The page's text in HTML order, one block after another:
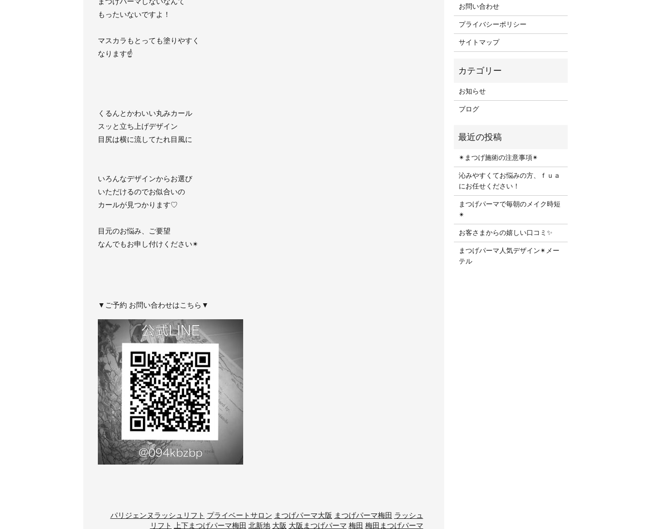
もったいないですよ！
マスカラもとっても塗りやすく
なります☝️
くるんとかわいい丸みカール
スッと立ち上げデザイン
目尻は横に流してたれ目風に
いろんなデザインからお選び
いただけるのでお似合いの
カールが見つかります♡
目元のお悩み、ご要望
なんでもお申し付けください✴︎
▼ご予約 お問い合わせはこちら▼
パリジェンヌラッシュリフト プライベートサロン まつげパーマ大阪 まつげパーマ梅田 ラッシュ
リフト
上下まつげパーマ梅田 北新地 大阪 大阪まつげパーマ 梅田 梅田まつげパーマ
お問い合わせ
プライバシーポリシー
サイトマップ
お知らせ
ブログ
✴︎まつげ施術の注意事項✴︎
沁みやすくてお悩みの方、ｆｕａ
にお任せください！
まつげパーマで毎朝のメイク時短
✴︎
お客さまからの嬉しい口コミ✨
まつげパーマ人気デザイン✴︎メー
テル